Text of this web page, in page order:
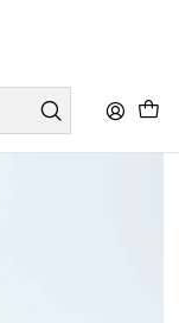
5600RH-1ER